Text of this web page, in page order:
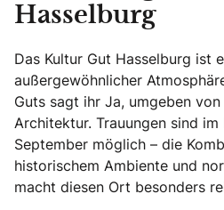
Hasselburg
Das Kultur Gut Hasselburg ist
außergewöhnlicher
Guts sagt ihr Ja, umgeben
Architektur. Trauungen sind im
September möglich – die
historischem Ambiente und
macht diesen Ort besonders